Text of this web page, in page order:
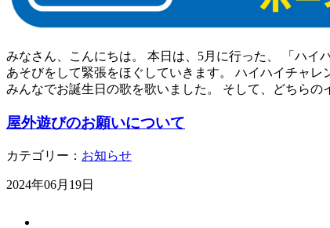
みなさん、こんにちは。 本日は、5月に行った、 「ハイ
あそびをして緊張をほぐしていきます。 ハイハイチャ
みんなでお誕生日の歌を歌いました。 そして、どちら
屋外遊びのお願いについて
カテゴリー： お知らせ
2024年06月19日